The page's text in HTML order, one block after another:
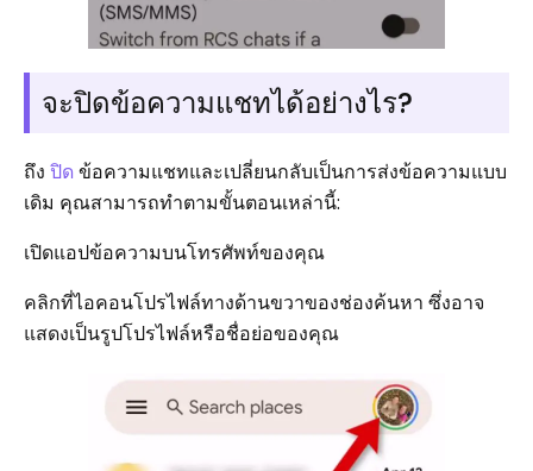
จะปิดข้อความแชทได้อย่างไร?
ถึง ปิด ข้อความแชทและเปลี่ยนกลับเป็นการส่งข้อความแบบ
เดิม คุณสามารถทำตามขั้นตอนเหล่านี้:
เปิดแอปข้อความบนโทรศัพท์ของคุณ
คลิกที่ไอคอนโปรไฟล์ทางด้านขวาของช่องค้นหา ซึ่งอาจ
แสดงเป็นรูปโปรไฟล์หรือชื่อย่อของคุณ